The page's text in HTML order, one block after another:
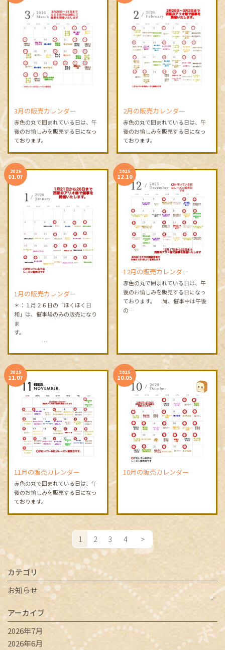
3月の販売カレンダー
赤色の丸で囲まれている日は、午
後のお愉しみを販売する日になっ
ております。
2月の販売カレンダー
赤色の丸で囲まれている日は、午
後のお愉しみを販売する日になっ
ております。
2026
01.07
1月の販売カレンダー
＊：１月２６日の「ほくほく日
和」は、催事場のみの販売になり
ま
す。
…
2025
12.10
12月の販売カレンダー
赤色の丸で囲まれている日は、午
後のお愉しみを販売する日になっ
ております。 尚、催事中は午後
の…
2025
11.07
11月の販売カレンダー
赤色の丸で囲まれている日は、午
後のお愉しみを販売する日になっ
ております。
2025
10.05
10月の販売カレンダー
1 2 3 4 >
カテゴリ
お知らせ
アーカイブ
2026年7月
2026年6月